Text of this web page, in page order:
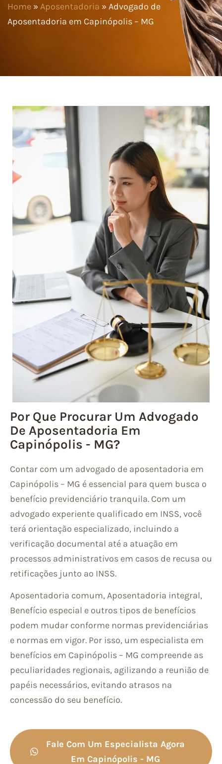
Home »Aposentadoria »Advogado de
Aposentadoria em Capinópolis – MG
Por Que Procurar Um Advogado
De Aposentadoria Em
Capinópolis - MG?
Contar com um advogado de aposentadoria em
Capinópolis – MG é essencial para quem busca o
benefício previdenciário tranquila. Com um
advogado experiente qualificado em INSS, você
terá orientação especializado, incluindo a
verificação documental até a atuação em
processos administrativos em casos de recusa ou
retificações junto ao INSS.
Aposentadoria comum, Aposentadoria integral,
Benefício especial e outros tipos de benefícios
podem mudar conforme normas previdenciárias
e normas em vigor. Por isso, um especialista em
benefícios em Capinópolis – MG compreende as
peculiaridades regionais, agilizando a reunião de
papéis necessários, evitando atrasos na
concessão do seu benefício.
Fale Com Um Especialista Agora
Em Capinópolis - MG